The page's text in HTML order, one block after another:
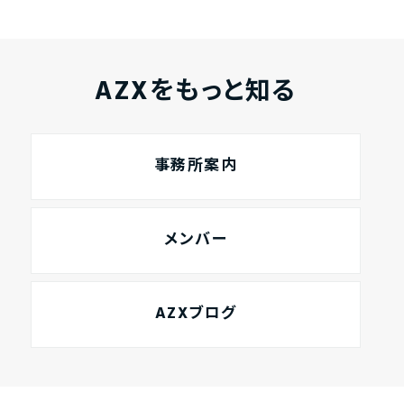
AZXをもっと知る
事務所案内
メンバー
AZXブログ